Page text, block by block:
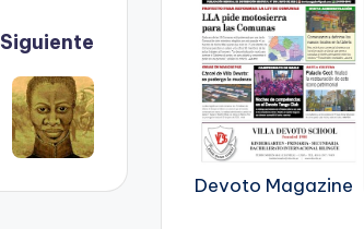
Siguiente
Devoto Magazine